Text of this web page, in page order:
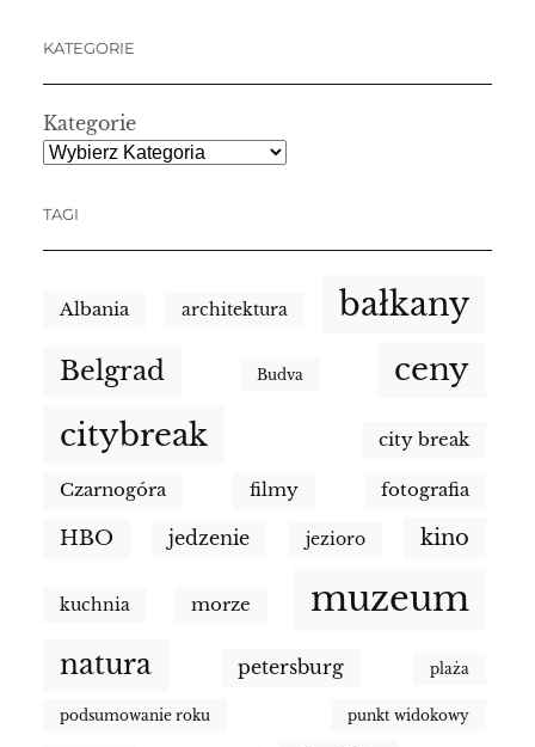
KATEGORIE
Kategorie
TAGI
Albania architektura bałkany
Belgrad Budva
ceny
citybreak
city break
Czarnogóra filmy fotografia
HBO jedzenie jezioro kino
kuchnia morze muzeum
natura petersburg plaża
podsumowanie roku punkt widokowy